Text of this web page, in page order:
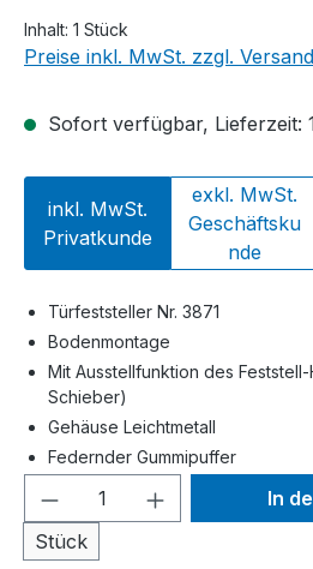
Inhalt: 1 Stück
Preise inkl. MwSt. zzgl.
Sofort verfügbar, Lieferzeit:
inkl. MwSt.
Privatkunde
exkl. MwSt.
Geschäftsku
nde
Türfeststeller Nr. 3871
Bodenmontage
Mit Ausstellfunktion des
Schieber)
Gehäuse Leichtmetall
Federnder Gummipuffer
Produkt Anzahl: Gib
Stück
In